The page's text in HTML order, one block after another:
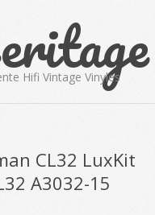
Hifi Vintage Vinyles
CL32 LuxKit
A3032-15